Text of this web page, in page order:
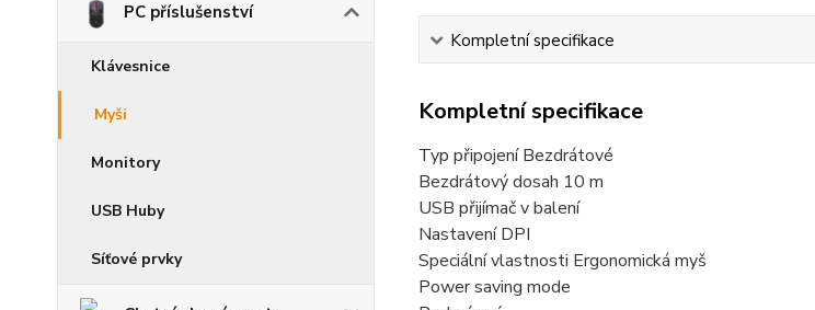
PC příslušenství
Klávesnice
Myši
Monitory
USB Huby
Síťové prvky
Kompletní specifikace
Kompletní specifikace
Typ připojení Bezdrátové
Bezdrátový dosah 10 m
USB přijímač v balení
Nastavení DPI
Speciální vlastnosti Ergonomická myš
Power saving mode